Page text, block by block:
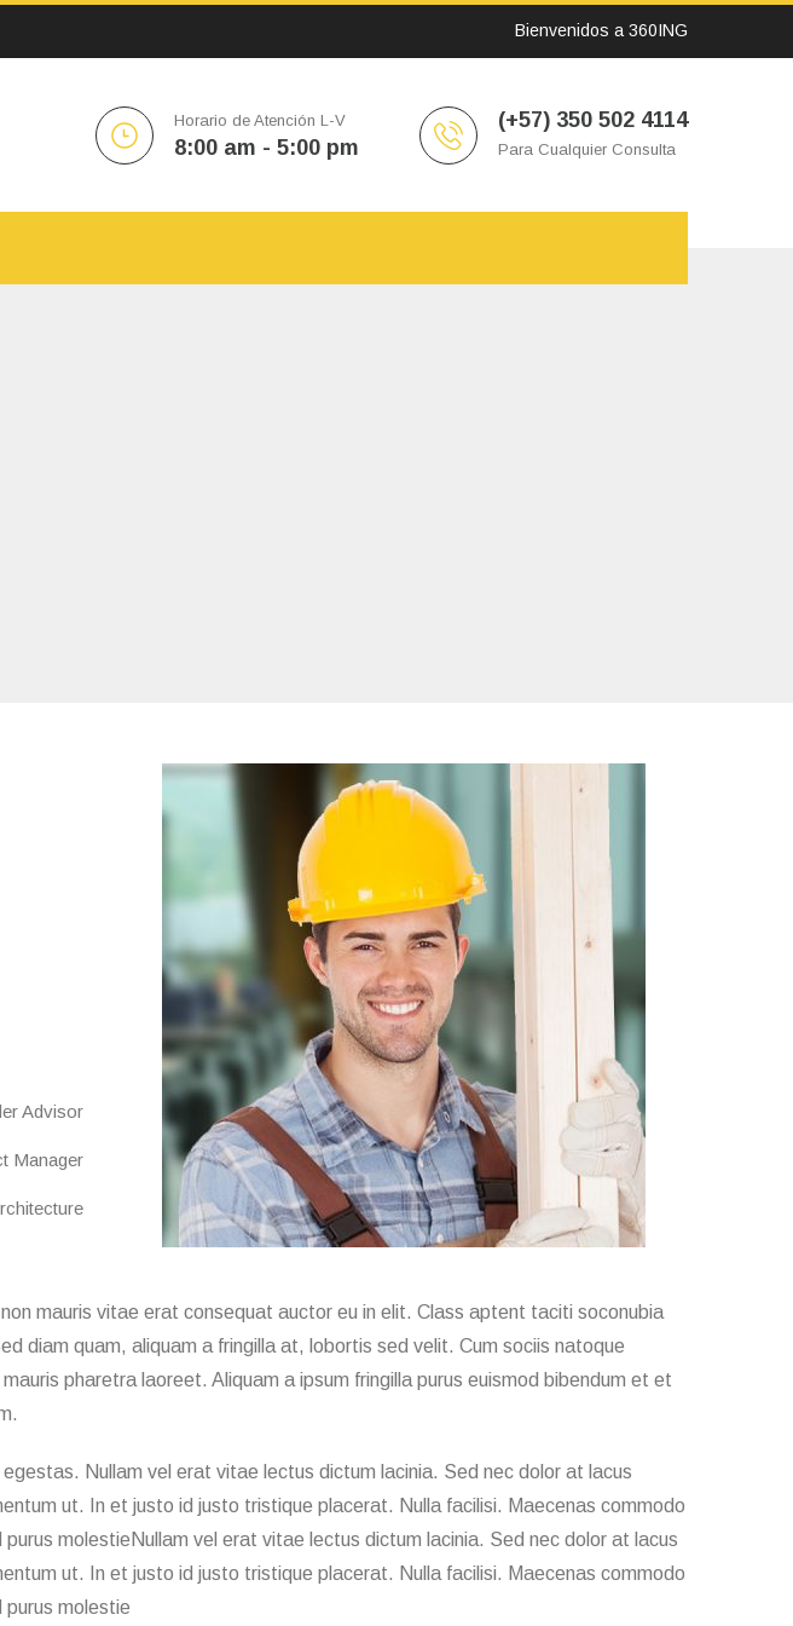
Bienvenidos a 360ING
Horario de Atención L-V
8:00 am - 5:00 pm
(+57) 350 502 4114
Para Cualquier Consulta
Advisor
Manager
mauris vitae erat consequat auctor eu in elit. Class aptent taciti soconubia
diam quam, aliquam a fringilla at, lobortis sed velit. Cum sociis natoque
pharetra laoreet. Aliquam a ipsum fringilla purus euismod bibendum et et
Nullam vel erat vitae lectus dictum lacinia. Sed nec dolor at lacus
ut. In et justo id justo tristique placerat. Nulla facilisi. Maecenas commodo
molestieNullam vel erat vitae lectus dictum lacinia. Sed nec dolor at lacus
ut. In et justo id justo tristique placerat. Nulla facilisi. Maecenas commodo
purus molestie